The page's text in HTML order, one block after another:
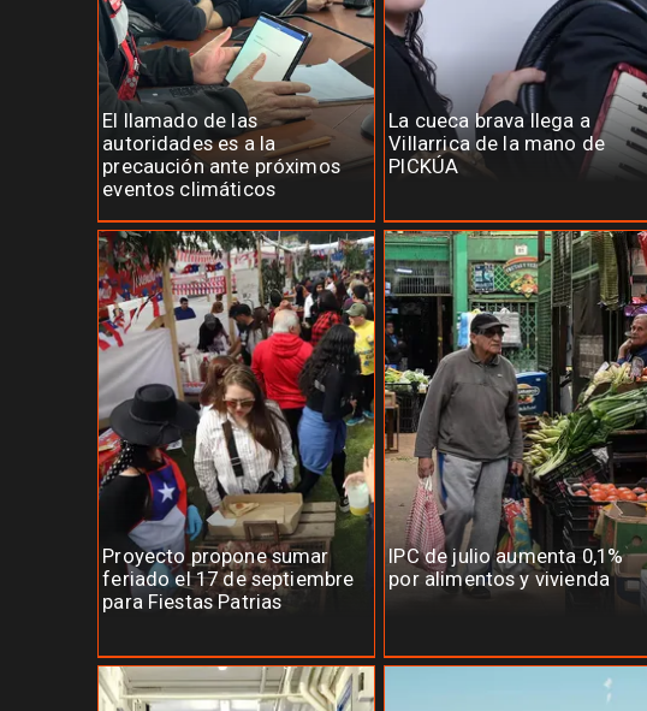
El llamado de las
autoridades es a la
precaución ante próximos
eventos climáticos
La cueca brava llega a
Villarrica de la mano de
PICKÚA
Proyecto propone sumar
feriado el 17 de septiembre
para Fiestas Patrias
IPC de julio aumenta 0,1%
por alimentos y vivienda